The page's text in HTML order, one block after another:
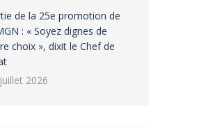
de la 25e promotion de
: « Soyez dignes de
choix », dixit le Chef de
2026